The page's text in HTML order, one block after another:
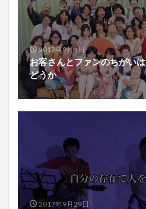
2017年9月1日
お客さんとファンのちがい
どうか
2017年9月29日